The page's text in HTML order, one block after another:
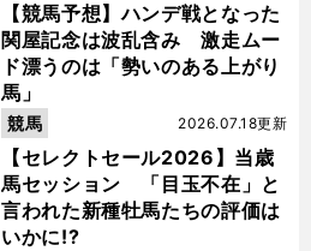
【競馬予想】ハンデ戦となった
関屋記念は波乱含み 激走ムー
ド漂うのは「勢いのある上がり
馬」
【セレクトセール2026】当歳
馬セッション 「目玉不在」と
言われた新種牡馬たちの評価は
いかに!?
2026.07.18更新
競馬